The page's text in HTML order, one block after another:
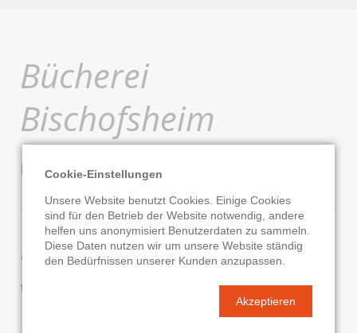
Bücherei
Bischofsheim
(Maintal)
Kontaktdaten
Cookie-Einstellungen
Unsere Website benutzt Cookies. Einige Cookies
sind für den Betrieb der Website notwendig, andere
helfen uns anonymisiert Benutzerdaten zu sammeln.
Diese Daten nutzen wir um unsere Website ständig
den Bedürfnissen unserer Kunden anzupassen.
Akzeptieren